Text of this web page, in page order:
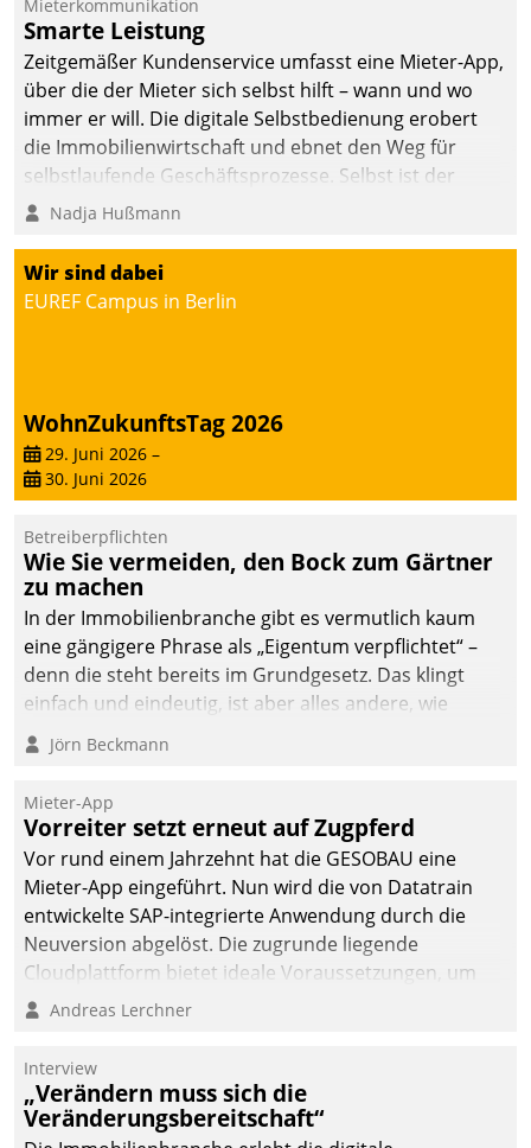
Mieterkommunikation
Smarte Leistung
Zeitgemäßer Kundenservice umfasst eine Mieter-App,
über die der Mieter sich selbst hilft – wann und wo
immer er will. Die digitale Selbstbedienung erobert
die Immobilienwirtschaft und ebnet den Weg für
selbstlaufende Geschäftsprozesse. Selbst ist der
Kunde und smart der Serviceanbieter.
Nadja Hußmann
Wir sind dabei
EUREF Campus in Berlin
WohnZukunftsTag 2026
29. Juni 2026 –
30. Juni 2026
Betreiberpflichten
Wie Sie vermeiden, den Bock zum Gärtner
zu machen
In der Immobilienbranche gibt es vermutlich kaum
eine gängigere Phrase als „Eigentum verpflichtet“ –
denn die steht bereits im Grundgesetz. Das klingt
einfach und eindeutig, ist aber alles andere, wie
Branchenbeschäftigte wissen. Denn mit der
Verantwortung folgen Verpflichtungen.
Jörn Beckmann
Mieter-App
Vorreiter setzt erneut auf Zugpferd
Vor rund einem Jahrzehnt hat die GESOBAU eine
Mieter-App eingeführt. Nun wird die von Datatrain
entwickelte SAP-integrierte Anwendung durch die
Neuversion abgelöst. Die zugrunde liegende
Cloudplattform bietet ideale Voraussetzungen, um
die Funktionalität der App zu erweitern und weitere
integrieren.
Andreas Lerchner
Interview
„Verändern muss sich die
Veränderungsbereitschaft“